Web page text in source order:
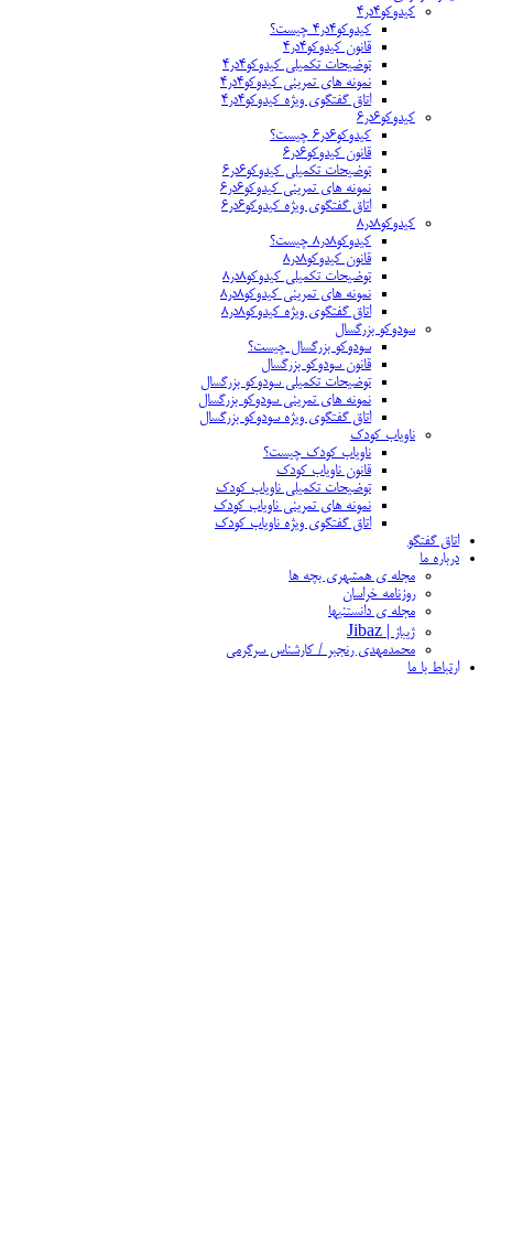
کیدوکو۴در۴
کیدوکو۴در۴ چیست؟
قانون کیدوکو۴در۴
توضیحات تکمیلی کیدوکو۴در۴
نمونه های تمرینی کیدوکو۴در۴
اتاق گفتگوی ویژه کیدوکو۴در۴
کیدوکو۶در۶
کیدوکو۶در۶ چیست؟
قانون کیدوکو۶در۶
توضیحات تکمیلی کیدوکو۶در۶
نمونه های تمرینی کیدوکو۶در۶
اتاق گفتگوی ویژه کیدوکو۶در۶
کیدوکو۸در۸
کیدوکو۸در۸ چیست؟
قانون کیدوکو۸در۸
توضیحات تکمیلی کیدوکو۸در۸
نمونه های تمرینی کیدوکو۸در۸
اتاق گفتگوی ویژه کیدوکو۸در۸
سودوکو بزرگسال
سودوکو بزرگسال چیست؟
قانون سودوکو بزرگسال
توضیحات تکمیلی سودوکو بزرگسال
نمونه های تمرینی سودوکو بزرگسال
اتاق گفتگوی ویژه سودوکو بزرگسال
ناویاب کودک
ناویاب کودک چیست؟
قانون ناویاب کودک
توضیحات تکمیلی ناویاب کودک
نمونه های تمرینی ناویاب کودک
اتاق گفتگوی ویژه ناویاب کودک
اتاق گفتگو
درباره ما
مجله ی همشهری بچه ها
روزنامه خراسان
مجله ی دانستنیها
ژیباز | Jibaz
محمدمهدی رنجبر / کارشناس سرگرمی
ارتباط با ما